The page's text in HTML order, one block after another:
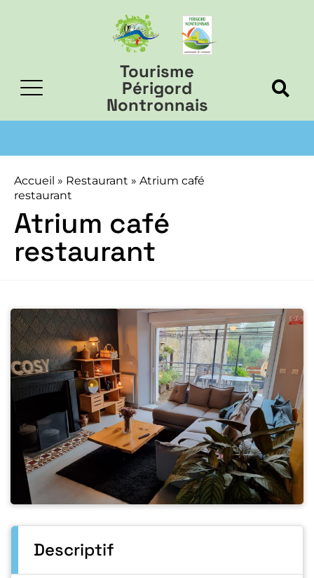
Tourisme
Périgord
Nontronnais
Accueil » Restaurant » Atrium café
restaurant
Atrium café
restaurant
Descriptif